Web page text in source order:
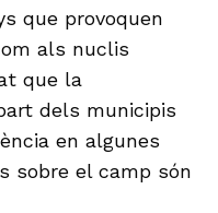
que provoquen
als nuclis
que la
dels municipis
en algunes
sobre el camp són